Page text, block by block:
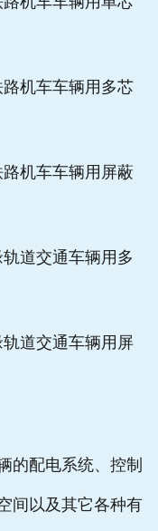
机车车辆用多芯
机车车辆用屏蔽
道交通车辆用多
道交通车辆用屏
配电系统、控制
间以及其它各种有